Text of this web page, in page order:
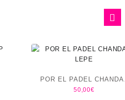
POR EL PADEL CHANDAL
LEPE
50,00€